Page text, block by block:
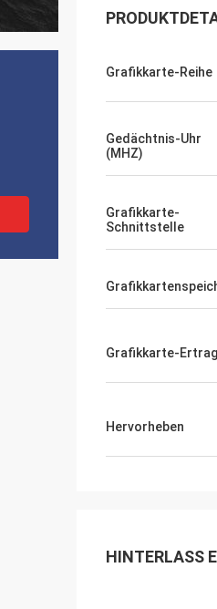
Grafikkarte-Reihe
Gedächtnis-Uhr
(MHZ)
Grafikkarte-
Schnittstelle
Grafikkarte-Ertrag
Hervorheben
HINTERLASS